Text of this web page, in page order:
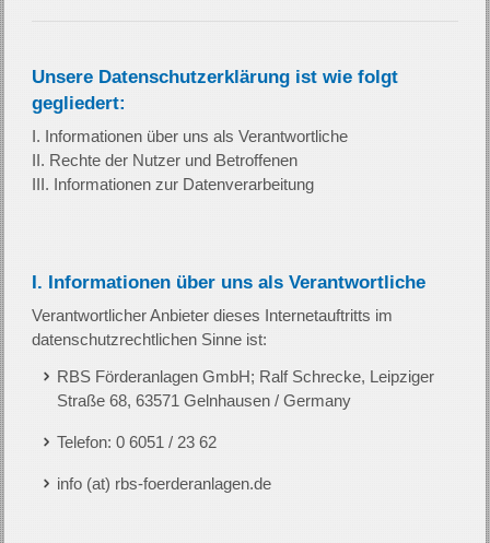
Unsere Datenschutzerklärung ist wie folgt
gegliedert:
I. Informationen über uns als Verantwortliche
II. Rechte der Nutzer und Betroffenen
III. Informationen zur Datenverarbeitung
I. Informationen über uns als Verantwortliche
Verantwortlicher Anbieter dieses Internetauftritts im
datenschutzrechtlichen Sinne ist:
RBS Förderanlagen GmbH; Ralf Schrecke, Leipziger
Straße 68, 63571 Gelnhausen / Germany
Telefon: 0 6051 / 23 62
info (at) rbs-foerderanlagen.de